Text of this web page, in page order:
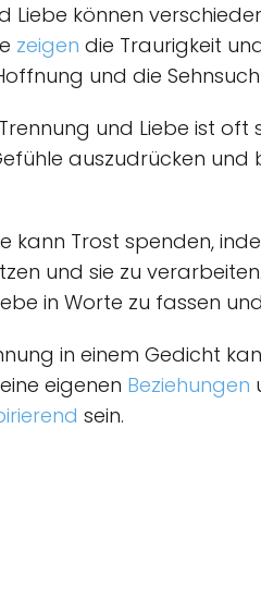
Liebe können
zeigen die Traurigkeit
und die
und Liebe ist
auszudrücken und
kann Trost spenden,
und sie zu
in Worte zu fassen
in einem Gedicht
eigenen Beziehungen
sein.